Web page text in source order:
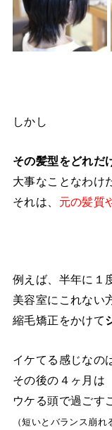
しかし
その髪型をどれだ
大事なことなわけ
それは、 元の髪質
例えば、半年に１
美容室にこれない
縮毛矯正をかけて
イケてる感じなの
その後の４ヶ月は
ウケる頭で過ご
（短いとバランス崩れ